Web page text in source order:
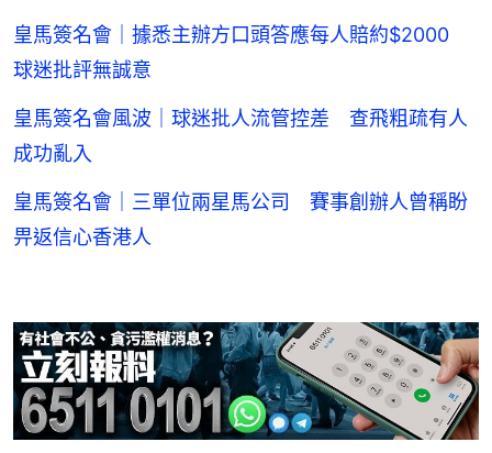
皇馬簽名會｜據悉主辦方口頭答應每人賠約$2000
球迷批評無誠意
皇馬簽名會風波｜球迷批人流管控差 查飛粗疏有人
成功亂入
皇馬簽名會｜三單位兩星馬公司 賽事創辦人曾稱盼
畀返信心香港人